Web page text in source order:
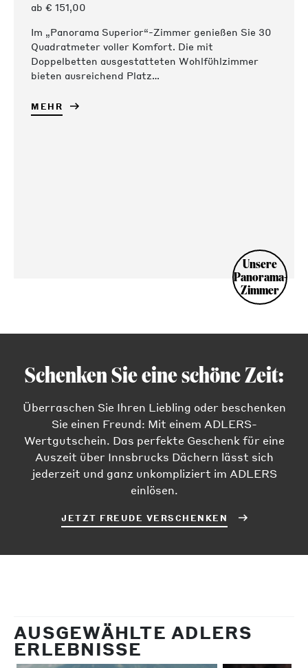
ab € 151,00
Im „Panorama Superior“-Zimmer genießen Sie 30
Quadratmeter voller Komfort. Die mit
Doppelbetten ausgestatteten Wohlfühlzimmer
bieten ausreichend Platz…
MEHR
Unsere
Panorama-
Zimmer
Schenken Sie eine schöne Zeit:
Überraschen Sie Ihren Liebling oder beschenken
Sie einen Freund: Mit einem ADLERS-
Wertgutschein. Das perfekte Geschenk für eine
Auszeit über Innsbrucks Dächern lässt sich
jederzeit und ganz unkompliziert im ADLERS
einlösen.
JETZT FREUDE VERSCHENKEN
AUSGEWÄHLTE ADLERS
ERLEBNISSE